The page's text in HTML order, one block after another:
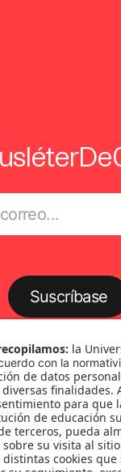
Suscríbase